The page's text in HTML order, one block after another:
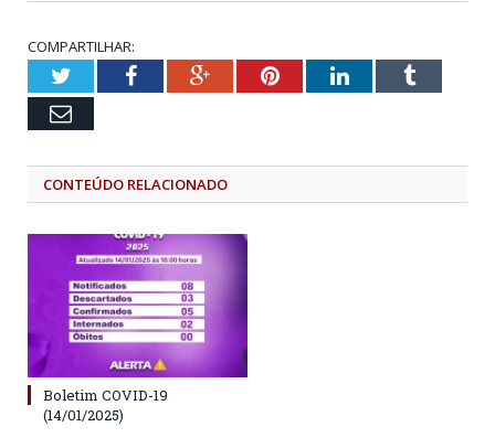
COMPARTILHAR:
TwitterFacebookGoogle+PinterestLinkedInTumblr
Email
CONTEÚDO RELACIONADO
Boletim COVID-19
(14/01/2025)